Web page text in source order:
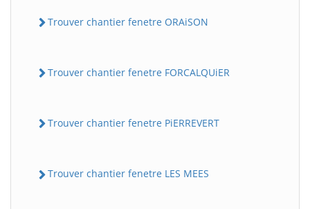
Trouver chantier fenetre ORAiSON
Trouver chantier fenetre FORCALQUiER
Trouver chantier fenetre PiERREVERT
Trouver chantier fenetre LES MEES